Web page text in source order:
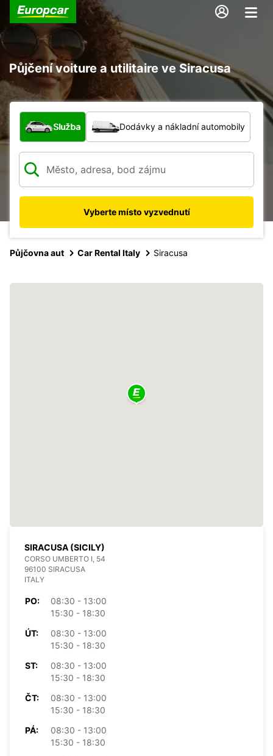
Půjčení voiture a utilitaire ve Siracusa
Jaký typ vozidla?
Služba Dodávky a nákladní automobily
Vyberte místo vyzvednutí
Půjčovna aut Car Rental Italy Siracusa
SIRACUSA (SICILY)
CORSO UMBERTO I, 54
96100 SIRACUSA
ITALY
PO:
08:30 - 13:00
15:30 - 18:30
ÚT:
08:30 - 13:00
15:30 - 18:30
ST:
08:30 - 13:00
15:30 - 18:30
ČT:
08:30 - 13:00
15:30 - 18:30
PÁ:
08:30 - 13:00
15:30 - 18:30